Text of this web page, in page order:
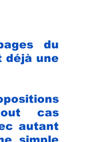
du
déjà une
cas
autant